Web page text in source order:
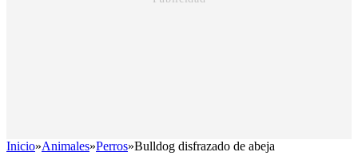
Inicio»Animales»Perros»Bulldog disfrazado de abeja